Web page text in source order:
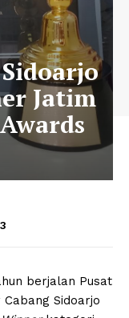
Jatim
berjalan Pusat
Sidoarjo